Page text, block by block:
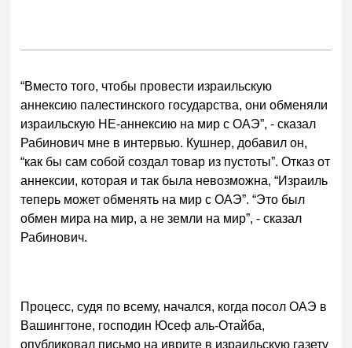
“Вместо того, чтобы провести израильскую
аннексию палестинского государства, они обменяли
израильскую НЕ-аннексию на мир с ОАЭ”, - сказал
Рабинович мне в интервью. Кушнер, добавил он,
“как бы сам собой создал товар из пустоты”. Отказ от
аннексии, которая и так была невозможна, “Израиль
теперь может обменять на мир с ОАЭ”. “Это был
обмен мира на мир, а не земли на мир”, - сказал
Рабинович.
Процесс, судя по всему, начался, когда посол ОАЭ в
Вашингтоне, господин Юсеф аль-Отайба,
опубликовал письмо на иврите в израильскую газету